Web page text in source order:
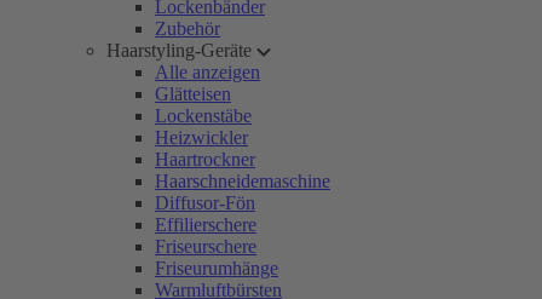
Lockenbänder
Zubehör
Haarstyling-Geräte
Alle anzeigen
Glätteisen
Lockenstäbe
Heizwickler
Haartrockner
Haarschneidemaschine
Diffusor-Fön
Effilierschere
Friseurschere
Friseurumhänge
Warmluftbürsten